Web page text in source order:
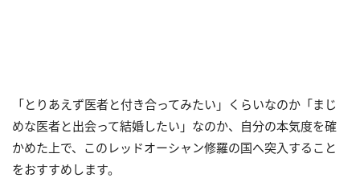
「とりあえず医者と付き合ってみたい」くらいなのか「まじ
めな医者と出会って結婚したい」なのか、自分の本気度を確
かめた上で、このレッドオーシャン修羅の国へ突入すること
をおすすめします。